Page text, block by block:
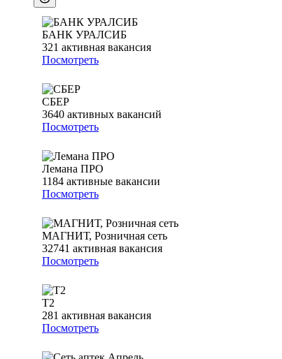
БАНК УРАЛСИБ
321 активная вакансия
Посмотреть
СБЕР
3640 активных вакансий
Посмотреть
Лемана ПРО
1184 активные вакансии
Посмотреть
МАГНИТ, Розничная сеть
32741 активная вакансия
Посмотреть
T2
281 активная вакансия
Посмотреть